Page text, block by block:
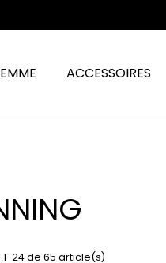
ACCESSOIRES
24 de 65 article(s)